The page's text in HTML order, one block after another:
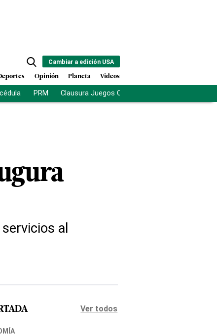
Cambiar a edición USA
Opinión Planeta Videos
PRM Clausura Juegos Centroamericanos
al
Ver todos